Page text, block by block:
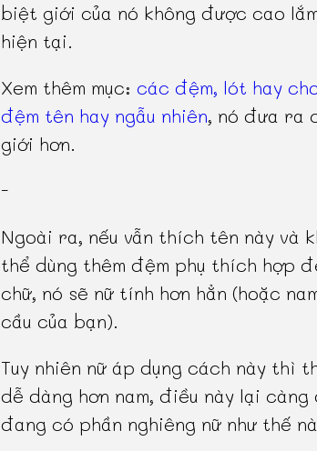
biệt giới của nó không được cao
hiện tại.
Xem thêm mục: các đệm, lót hay
đệm tên hay ngẫu nhiên, nó đưa ra
giới hơn.
-
Ngoài ra, nếu vẫn thích tên này và
thể dùng thêm đệm phụ thích hợp
chữ, nó sẽ nữ tính hơn hẳn (hoặc
cầu của bạn).
Tuy nhiên nữ áp dụng cách này thì
dễ dàng hơn nam, điều này lại
đang có phần nghiêng nữ như thế